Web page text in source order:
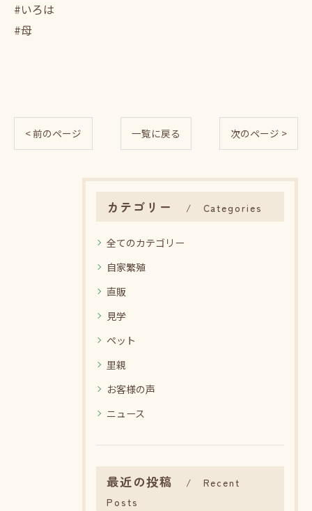
#いろは
#母
< 前のページ 一覧に戻る 次のページ >
カテゴリー Categories
全てのカテゴリー
自家繁殖
直販
見学
ペット
里親
お客様の声
ニュース
最近の投稿
Recent
Posts